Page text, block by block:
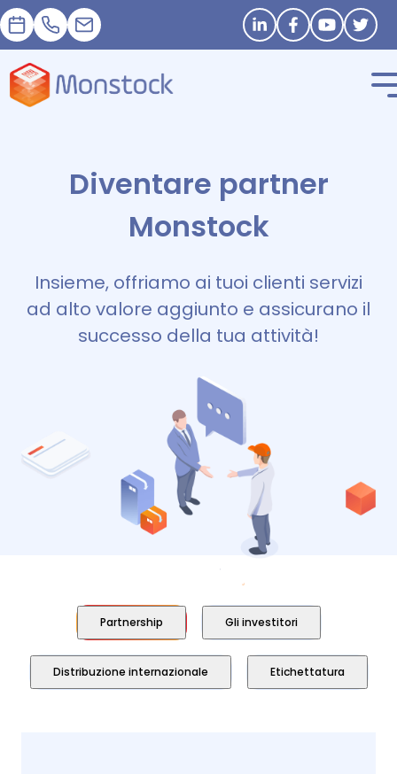
Appuntamento
+33 1 83 62 25 41
contact@monstock.net Stay in touch
Diventare partner
Monstock
Insieme, offriamo ai tuoi clienti servizi
ad alto valore aggiunto e assicurano il
successo della tua attività!
Partnership Gli investitori
Distribuzione internazionale Etichettatura